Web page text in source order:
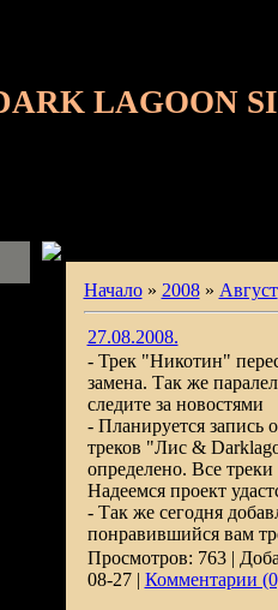
LAGOON
Начало» 2008 » Август
27.08.2008.
- Трек "Никотин"
замена. Так же
следите за новостями
- Планируется запись
треков "Лис &
определено. Все треки
Надеемся проект
- Так же сегодня
понравившийся вам
Просмотров: 763 |
08-27 | Комментарии